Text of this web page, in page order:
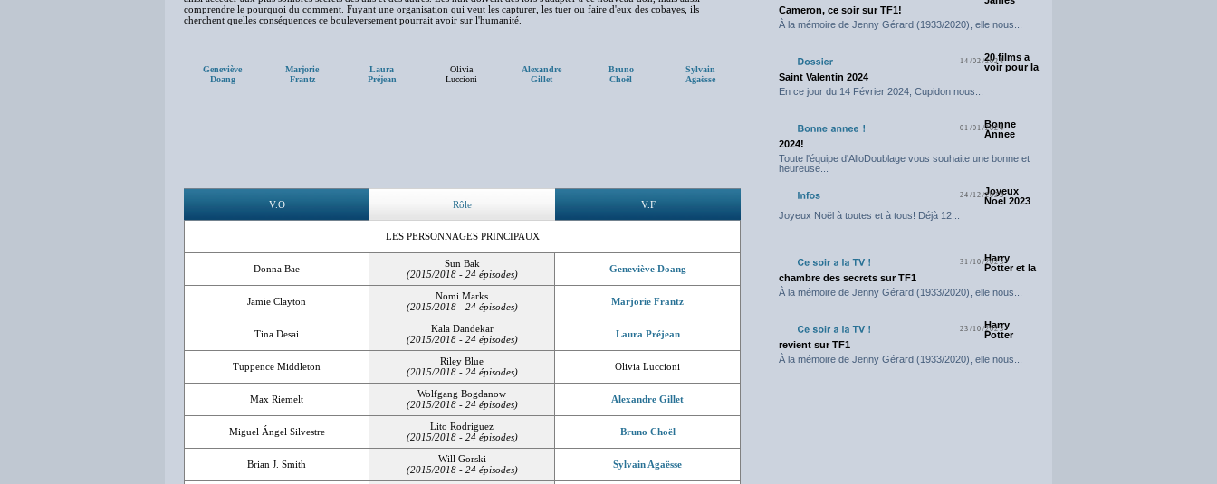
comprendre le pourquoi du comment. Fuyant une organisation qui veut les capturer, les tuer ou faire d'eux des cobayes, ils
cherchent quelles conséquences ce bouleversement pourrait avoir sur l'humanité.
Geneviève
Doang
Marjorie
Frantz
Laura
Préjean
Olivia
Luccioni
Alexandre
Gillet
Bruno
Choël
Sylvain
Agaësse
V.O Rôle V.F
LES PERSONNAGES PRINCIPAUX
Donna Bae
Sun Bak
(2015/2018 - 24 épisodes)
Geneviève Doang
Jamie Clayton
Nomi Marks
(2015/2018 - 24 épisodes)
Marjorie Frantz
Tina Desai
Kala Dandekar
(2015/2018 - 24 épisodes)
Laura Préjean
Tuppence Middleton
Riley Blue
(2015/2018 - 24 épisodes)
Olivia Luccioni
Max Riemelt
Wolfgang Bogdanow
(2015/2018 - 24 épisodes)
Alexandre Gillet
Miguel Ángel Silvestre
Lito Rodriguez
(2015/2018 - 24 épisodes)
Bruno Choël
Brian J. Smith
Will Gorski
(2015/2018 - 24 épisodes)
Sylvain Agaësse
Cameron, ce soir sur TF1!
À la mémoire de Jenny Gérard (1933/2020), elle nous...
14/02/202420 films a
voir pour la
Saint Valentin 2024
En ce jour du 14 Février 2024, Cupidon nous...
01/01/2024
Bonne
Annee
2024!
Toute l'équipe d'AlloDoublage vous souhaite une bonne et
heureuse...
24/12/2023
Joyeux
Noel 2023
Joyeux Noël à toutes et à tous! Déjà 12...
31/10/2023
Harry
Potter et la
chambre des secrets sur TF1
À la mémoire de Jenny Gérard (1933/2020), elle nous...
23/10/2023
Harry
Potter
revient sur TF1
À la mémoire de Jenny Gérard (1933/2020), elle nous...